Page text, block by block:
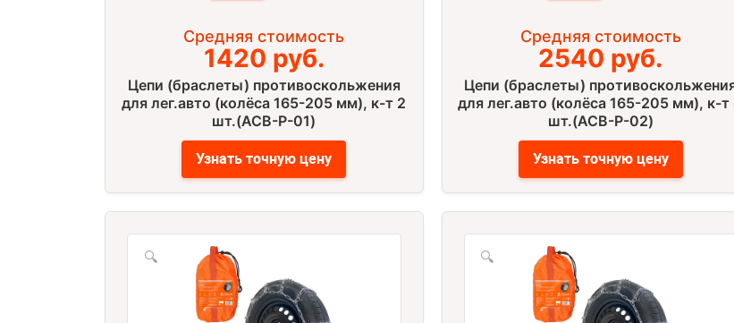
Средняя стоимость
1420 руб.
Цепи (браслеты) противоскольжения
для лег.авто (колёса 165-205 мм), к-т 2
шт.(ACB-P-01)
Узнать точную цену
Средняя стоимость
2540 руб.
Цепи (браслеты)
для лег.авто (колёса 165-205 мм), к-т
шт.(ACB-P-02)
Узнать точную цену
🔍 🔍